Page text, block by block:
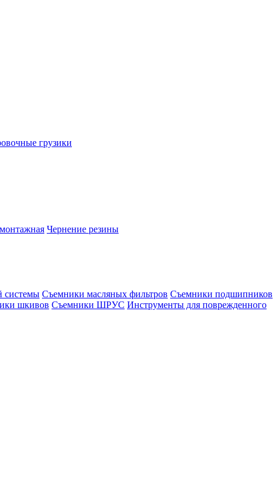
грузики
Чернение резины
системы Съемники масляных фильтров Съемники подшипников
шкивов Съемники ШРУС Инструменты для поврежденного